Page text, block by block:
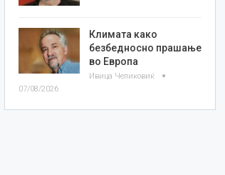
Климата како
безбедносно прашање
во Европа
Ивица Челиковиќ
07/08/2026